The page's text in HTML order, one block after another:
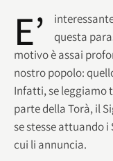
E’
questa
motivo è assai
nostro popolo:
Infatti, se leggiamo
parte della Torà, il
se stesse attuando
cui li annuncia.